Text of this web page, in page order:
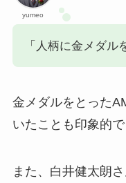
yumeo
「人柄に金メダル
金メダルをとった
いたことも印象的で
また、白井健太朗